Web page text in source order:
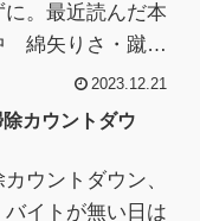
に。最近読んだ本
綿矢りさ・蹴り
りさ（Audible
上最年少19歳
2023.12.21
カウントダウ
ウントダウン、
イトが無い日は